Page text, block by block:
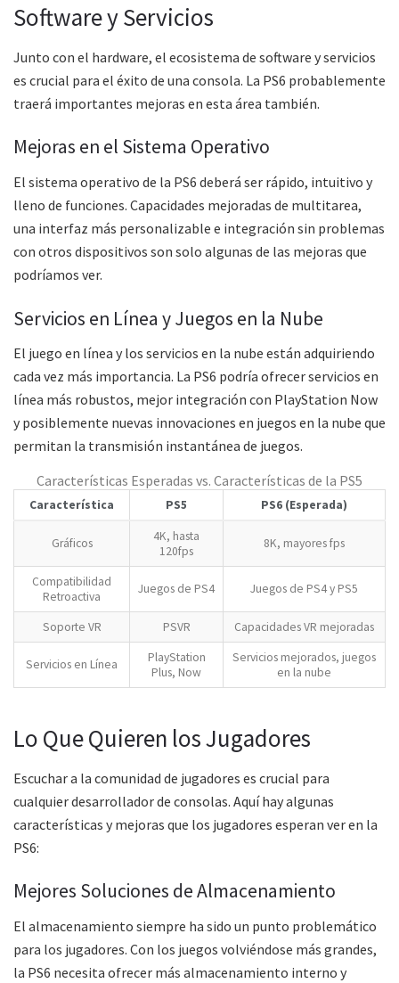
Software y Servicios
Junto con el hardware, el ecosistema de software y servicios
es crucial para el éxito de una consola. La PS6 probablemente
traerá importantes mejoras en esta área también.
Mejoras en el Sistema Operativo
El sistema operativo de la PS6 deberá ser rápido, intuitivo y
lleno de funciones. Capacidades mejoradas de multitarea,
una interfaz más personalizable e integración sin problemas
con otros dispositivos son solo algunas de las mejoras que
podríamos ver.
Servicios en Línea y Juegos en la Nube
El juego en línea y los servicios en la nube están adquiriendo
cada vez más importancia. La PS6 podría ofrecer servicios en
línea más robustos, mejor integración con PlayStation Now
y posiblemente nuevas innovaciones en juegos en la nube que
permitan la transmisión instantánea de juegos.
Características Esperadas vs. Características de la PS5
Característica PS5 PS6 (Esperada)
Gráficos
4K, hasta
120fps
8K, mayores fps
Compatibilidad
Retroactiva
Juegos de PS4 Juegos de PS4 y PS5
Soporte VR PSVR Capacidades VR mejoradas
Servicios en Línea
PlayStation
Plus, Now
Servicios mejorados, juegos
en la nube
Lo Que Quieren los Jugadores
Escuchar a la comunidad de jugadores es crucial para
cualquier desarrollador de consolas. Aquí hay algunas
características y mejoras que los jugadores esperan ver en la
PS6:
Mejores Soluciones de Almacenamiento
El almacenamiento siempre ha sido un punto problemático
para los jugadores. Con los juegos volviéndose más grandes,
la PS6 necesita ofrecer más almacenamiento interno y